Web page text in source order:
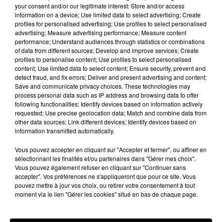
2021
Hip-Hop News
5 août 2026
Russ frappe fort avec son nouveau
single « Coulda Shoulda Woulda »
5 août 2026
Tiakola annonce le premier concert de
son WpointM Tour
your consent and/or our legitimate interest: Store and/or access
information on a device; Use limited data to select advertising; Create
profiles for personalised advertising; Use profiles to select personalised
advertising; Measure advertising performance; Measure content
performance; Understand audiences through statistics or combinations
of data from different sources; Develop and improve services; Create
profiles to personalise content; Use profiles to select personalised
content; Use limited data to select content; Ensure security, prevent and
detect fraud, and fix errors; Deliver and present advertising and content;
Save and communicate privacy choices. These technologies may
process personal data such as IP address and browsing data to offer
following functionalities: Identify devices based on information actively
requested; Use precise geolocation data; Match and combine data from
other data sources; Link different devices; Identify devices based on
information transmitted automatically.
Vous pouvez accepter en cliquant sur "Accepter et fermer", ou affiner en
sélectionnant les finalités et/ou partenaires dans "Gérer mes choix".
Vous pouvez également refuser en cliquant sur "Continuer sans
accepter". Vos préférences ne s'appliqueront que pour ce site. Vous
pouvez mettre à jour vos choix, ou retirer votre consentement à tout
moment via le lien "Gérer les cookies" situé en bas de chaque page.